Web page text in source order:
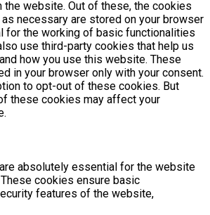
the website. Out of these, the cookies
necessary are stored on your browser
for the working of basic functionalities
use third-party cookies that help us
how you use this website. These
in your browser only with your consent.
to opt-out of these cookies. But
these cookies may affect your
absolutely essential for the website
cookies ensure basic
features of the website,